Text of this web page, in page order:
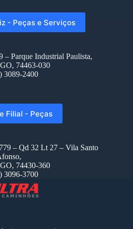
- Peças e Serviços
– Parque Industrial Paulista,
74463-030
3089-2400
Filial - Peças
– Qd 32 Lt 27 – Vila Santo
74430-360
3096-3700